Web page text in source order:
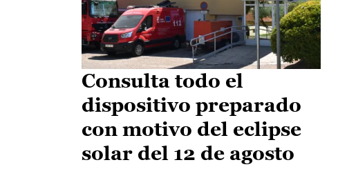
Consulta todo el
dispositivo preparado
con motivo del eclipse
solar del 12 de agosto